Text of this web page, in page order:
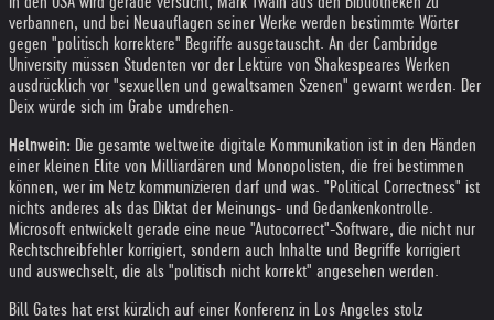
verbannen, und bei Neuauflagen seiner Werke werden bestimmte Wörter
gegen "politisch korrektere" Begriffe ausgetauscht. An der Cambridge
University müssen Studenten vor der Lektüre von Shakespeares Werken
ausdrücklich vor "sexuellen und gewaltsamen Szenen" gewarnt werden. Der
Deix würde sich im Grabe umdrehen.
Helnwein: Die gesamte weltweite digitale Kommunikation ist in den Händen
einer kleinen Elite von Milliardären und Monopolisten, die frei bestimmen
können, wer im Netz kommunizieren darf und was. "Political Correctness" ist
nichts anderes als das Diktat der Meinungs- und Gedankenkontrolle.
Microsoft entwickelt gerade eine neue "Autocorrect"-Software, die nicht nur
Rechtschreibfehler korrigiert, sondern auch Inhalte und Begriffe korrigiert
und auswechselt, die als "politisch nicht korrekt" angesehen werden.
Bill Gates hat erst kürzlich auf einer Konferenz in Los Angeles stolz